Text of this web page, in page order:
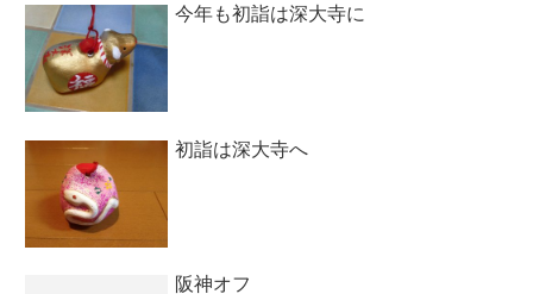
今年も初詣は深大寺に
初詣は深大寺へ
阪神オフ